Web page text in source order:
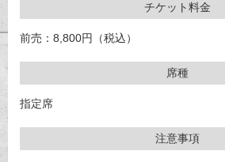
チケット料金
前売：8,800円（税込）
席種
指定席
注意事項